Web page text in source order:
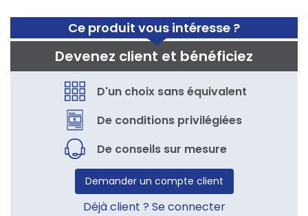
Ce produit vous intéresse ?
Devenez client et bénéficiez
D'un choix sans équivalent
De conditions privilégiées
De conseils sur mesure
Demander un compte client
Déjà client ? Se connecter